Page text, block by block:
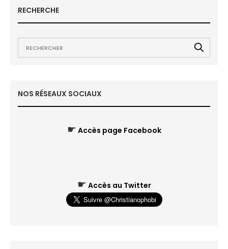
RECHERCHE
NOS RÉSEAUX SOCIAUX
☛ Accès page Facebook
☛ Accès au Twitter